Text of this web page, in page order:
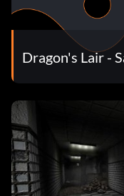
Dragon's Lair -